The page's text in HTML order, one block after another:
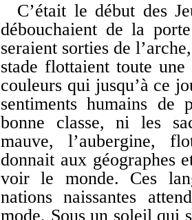
C’était le début des
débouchaient de la
seraient sorties de
stade flottaient toute
couleurs qui jusqu’à ce
sentiments humains
bonne classe, ni les
mauve, l’aubergine,
donnait aux géographes
voir le monde. Ces
nations naissantes
mode. Sous un soleil qui